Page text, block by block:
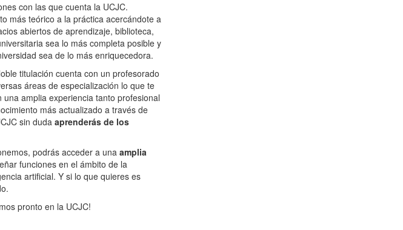
con las que cuenta la UCJC.
más teórico a la práctica acercándote a
abiertos de aprendizaje, biblioteca,
sea lo más completa posible y
sea de lo más enriquecedora.
titulación cuenta con un profesorado
áreas de especialización lo que te
amplia experiencia tanto profesional
más actualizado a través de
sin duda aprenderás de los
podrás acceder a una amplia
funciones en el ámbito de la
artificial. Y si lo que quieres es
pronto en la UCJC!